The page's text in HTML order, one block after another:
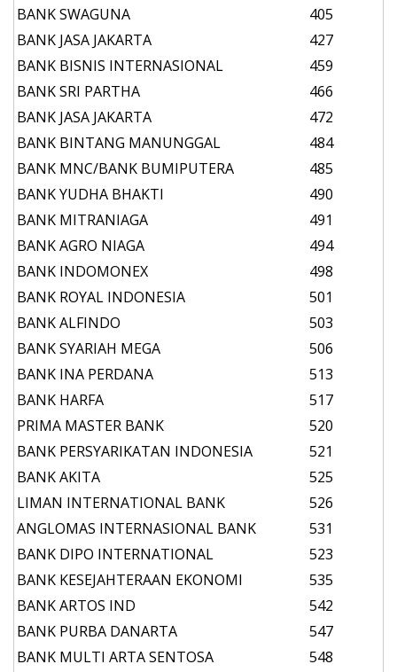
BANK SWAGUNA
405
BANK JASA JAKARTA
427
BANK BISNIS INTERNASIONAL
459
BANK SRI PARTHA
466
BANK JASA JAKARTA
472
BANK BINTANG MANUNGGAL
484
BANK MNC/BANK BUMIPUTERA
485
BANK YUDHA BHAKTI
490
BANK MITRANIAGA
491
BANK AGRO NIAGA
494
BANK INDOMONEX
498
BANK ROYAL INDONESIA
501
BANK ALFINDO
503
BANK SYARIAH MEGA
506
BANK INA PERDANA
513
BANK HARFA
517
PRIMA MASTER BANK
520
BANK PERSYARIKATAN INDONESIA
521
BANK AKITA
525
LIMAN INTERNATIONAL BANK
526
ANGLOMAS INTERNASIONAL BANK
531
BANK DIPO INTERNATIONAL
523
BANK KESEJAHTERAAN EKONOMI
535
BANK ARTOS IND
542
BANK PURBA DANARTA
547
BANK MULTI ARTA SENTOSA
548